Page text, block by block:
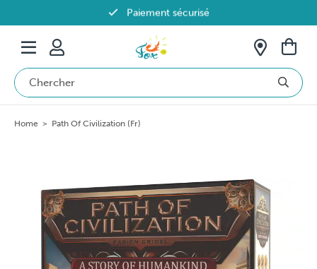
Paiement sécurisé
Livraison offerte dès 69€ en Belgique
Home > Path Of Civilization (Fr)